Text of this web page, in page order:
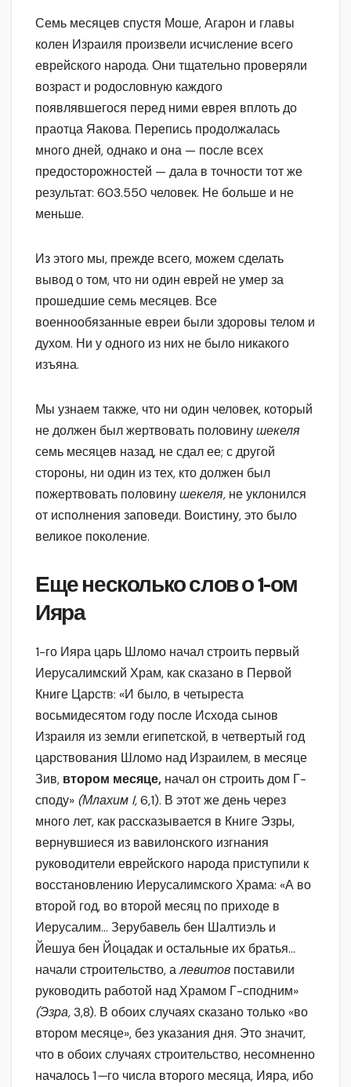
Семь месяцев спустя Моше, Агарон и главы
колен Израиля произвели исчисление всего
еврейского народа. Они тщательно проверяли
возраст и родословную каждого
появлявшегося перед ними еврея вплоть до
праотца Яакова. Перепись продолжалась
много дней, однако и она — после всех
предосторожностей — дала в точности тот же
результат: 603.550 человек. Не больше и не
меньше.
Из этого мы, прежде всего, можем сделать
вывод о том, что ни один еврей не умер за
прошедшие семь месяцев. Все
военнообязанные евреи были здоровы телом и
духом. Ни у одного из них не было никакого
изъяна.
Мы узнаем также, что ни один человек, который
не должен был жертвовать половинушекеля
семь месяцев назад, не сдал ее; с другой
стороны, ни один из тех, кто должен был
пожертвовать половинушекеля, не уклонился
от исполнения заповеди. Воистину, это было
великое поколение.
Еще несколько слов о 1-ом
Ияра
1-го Ияра царь Шломо начал строить первый
Иерусалимский Храм, как сказано в Первой
Книге Царств: «И было, в четыреста
восьмидесятом году после Исхода сынов
Израиля из земли египетской, в четвертый год
царствования Шломо над Израилем, в месяце
Зив, втором месяце, начал он строить дом Г-
споду» (Млахим I,6,1). В этот же день через
много лет, как рассказывается в Книге Эзры,
вернувшиеся из вавилонского изгнания
руководители еврейского народа приступили к
восстановлению Иерусалимского Храма: «А во
второй год, во второй месяц по приходе в
Иерусалим… Зерубавель бен Шалтиэль и
Йешуа бен Йоцадак и остальные их братья…
начали строительство, алевитов поставили
руководить работой над Храмом Г-сподним»
(Эзра,3,8). В обоих случаях сказано только «во
втором месяце», без указания дня. Это значит,
что в обоих случаях строительство, несомненно
началось 1—го числа второго месяца, Ияра, ибо